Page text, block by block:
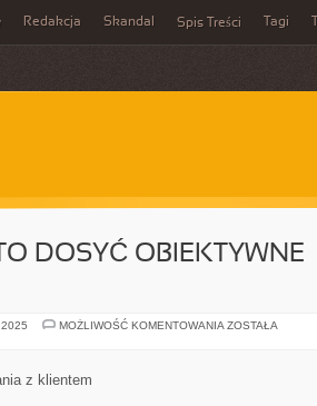
Redakcja Skandal Spis Treści Tagi
DOSYĆ OBIEKTYWNE
MOŻLIWOŚĆ KOMENTOWANIA SPRAWA
ZOSTAŁA
z klientem